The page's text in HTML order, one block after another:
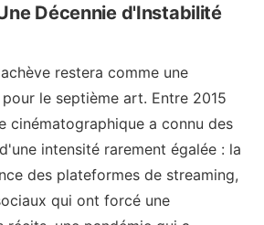
Décennie d'Instabilité
restera comme une
le septième art. Entre 2015
cinématographique a connu des
intensité rarement égalée : la
des plateformes de streaming,
qui ont forcé une